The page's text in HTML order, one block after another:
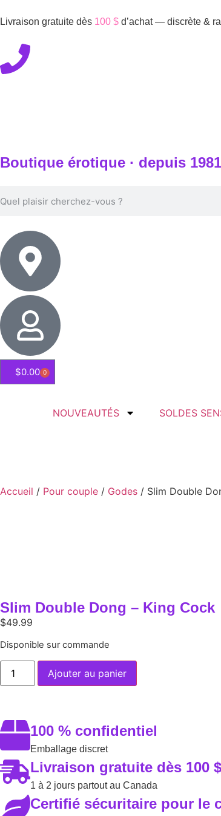
Livraison gratuite dès 100 $ d’achat — discrète &
Boutique érotique · depuis 1981
$0.00 0
NOUVEAUTÉS SOLDES
Accueil / Pour couple / Godes / Slim Double
Slim Double Dong – King Cock
$49.99
Disponible sur commande
Ajouter au panier
100 % confidentiel
Emballage discret
Livraison gratuite dès 100 $
1 à 2 jours partout au Canada
Certifié sécuritaire pour le